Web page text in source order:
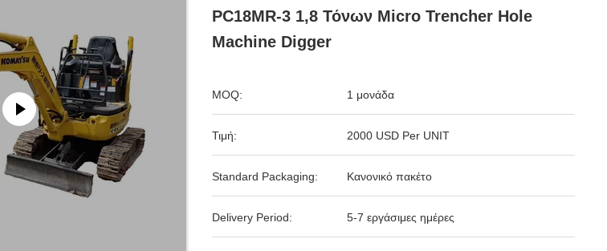
PC18MR-3 1,8 Τόνων Micro Trencher Hole
Machine Digger
MOQ: 1 μονάδα
Τιμή: 2000 USD Per UNIT
Standard Packaging: Κανονικό πακέτο
Delivery Period: 5-7 εργάσιμες ημέρες